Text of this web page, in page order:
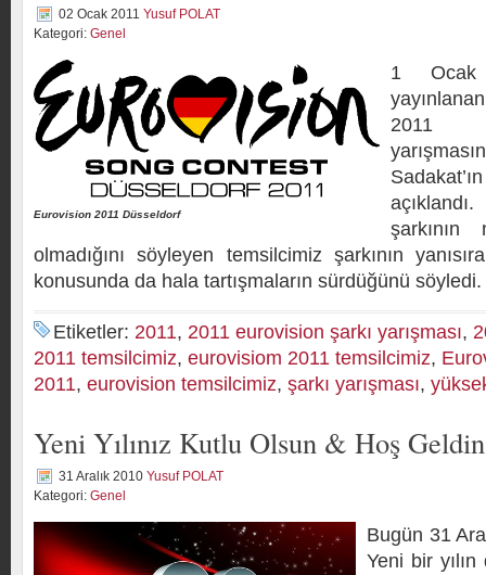
02 Ocak 2011 Yusuf POLAT
Kategori: Genel
Eurovision 2011 Düsseldorf
1 Ocak
2011
olmadığını söyleyen temsilcimiz şarkının
konusunda da hala tartışmaların sürdüğünü söyledi.
Etiketler: 2011, 2011 eurovision şarkı yarışması,
2011 temsilcimiz, eurovisiom 2011 temsilcimiz,
2011, eurovision temsilcimiz, şarkı yarışması,
Yeni Yılınız Kutlu Olsun & Hoş
31 Aralık 2010 Yusuf POLAT
Kategori: Genel
Bugün 31
Yeni bir yılın